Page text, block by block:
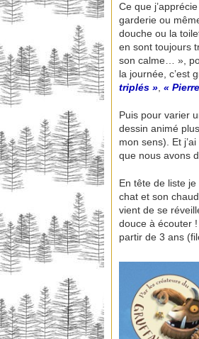
Ce que
garderie ou
douche ou la
en sont toujours
son calme… »,
la journée, c’est
triplés » «
Puis pour varier
dessin animé
mon sens). Et
que nous avons
En tête de liste je
chat et son
vient de se
douce à écouter
partir de 3 ans